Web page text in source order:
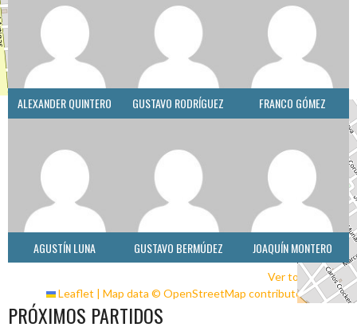
Leaflet | Map data © OpenStreetMap contributors
ALEXANDER QUINTERO GUSTAVO RODRÍGUEZ FRANCO GÓMEZ
AGUSTÍN LUNA GUSTAVO BERMÚDEZ JOAQUÍN MONTERO
Ver todo el staff
PRÓXIMOS PARTIDOS